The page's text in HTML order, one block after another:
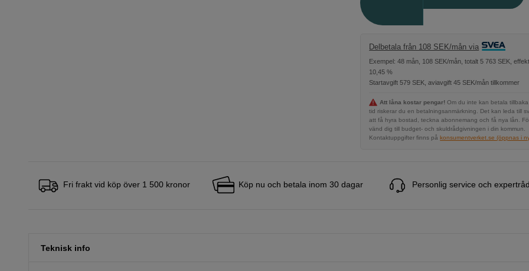
Delbetala från 108 SEK/mån via
Exempel: 48 mån, 108 SEK/mån, totalt 5 763 SEK,
10,45 %
Startavgift 579 SEK, aviavgift 45 SEK/mån tillkommer
Att låna kostar pengar! Om du inte kan betala
tid riskerar du en betalningsanmärkning. Det kan leda till
att få hyra bostad, teckna abonnemang och få nya lån.
vänd dig till budget- och skuldrådgivningen i din kommun.
Kontaktuppgifter finns på konsumentverket.se (öppnas i
Fri frakt vid köp över 1 500 kronor Köp nu och betala inom 30 dagar Personlig service och
Teknisk info